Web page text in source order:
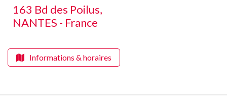
163 Bd des Poilus,
NANTES - France
Informations & horaires